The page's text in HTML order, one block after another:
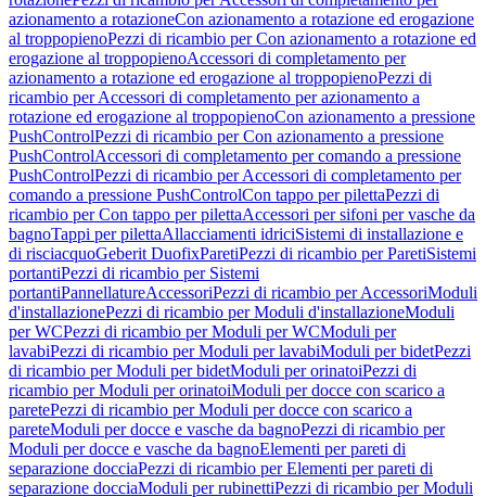
azionamento a rotazioneCon azionamento a rotazione ed erogazione
al troppopienoPezzi di ricambio per Con azionamento a rotazione ed
erogazione al troppopienoAccessori di completamento per
azionamento a rotazione ed erogazione al troppopienoPezzi di
ricambio per Accessori di completamento per azionamento a
rotazione ed erogazione al troppopienoCon azionamento a pressione
PushControlPezzi di ricambio per Con azionamento a pressione
PushControlAccessori di completamento per comando a pressione
PushControlPezzi di ricambio per Accessori di completamento per
comando a pressione PushControlCon tappo per pilettaPezzi di
ricambio per Con tappo per pilettaAccessori per sifoni per vasche da
bagnoTappi per pilettaAllacciamenti idriciSistemi di installazione e
di risciacquoGeberit DuofixParetiPezzi di ricambio per ParetiSistemi
portantiPezzi di ricambio per Sistemi
portantiPannellatureAccessoriPezzi di ricambio per AccessoriModuli
d'installazionePezzi di ricambio per Moduli d'installazioneModuli
per WCPezzi di ricambio per Moduli per WCModuli per
lavabiPezzi di ricambio per Moduli per lavabiModuli per bidetPezzi
di ricambio per Moduli per bidetModuli per orinatoiPezzi di
ricambio per Moduli per orinatoiModuli per docce con scarico a
paretePezzi di ricambio per Moduli per docce con scarico a
pareteModuli per docce e vasche da bagnoPezzi di ricambio per
Moduli per docce e vasche da bagnoElementi per pareti di
separazione docciaPezzi di ricambio per Elementi per pareti di
separazione docciaModuli per rubinettiPezzi di ricambio per Moduli